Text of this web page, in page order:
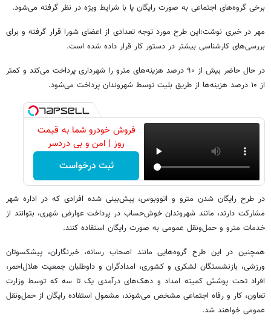
برخی گروه‌های اجتماعی به صورت رایگان یا با شرایط ویژه در نظر گرفته می‌شود.
مهر در خبری نوشت:این طرح مورد توجه تعدادی از اعضای شورا قرار گرفته و برای
بررسی‌های کارشناسی بیشتر در دستور کار قرار داده شده است.
در حال حاضر بیش از ۹۰ درصد هزینه‌های مترو را شهرداری پرداخت می‌کند و کمتر
از ۱۰ درصد هزینه‌ها از طریق بلیت توسط شهروندان پرداخت می‌شود.
فروش خودرو شما به قیمت
روز | امن و بی دردسر
ثبت درخواست
در طرح رایگان شدن مترو و اتووبوس، پیش‌بینی شده افرادی که در اداره شهر
مشارکت دارند، مانند شهروندان خوش‌حساب در پرداخت عوارض شهری، بتوانند از
خدمات مترو و حمل‌ونقل عمومی به صورت رایگان استفاده کنند.
همچنین در این طرح گروه‌هایی مانند اصحاب رسانه، خبرنگاران، پیشکسوتان
ورزشی، بازنشستگان لشکری و کشوری، امدادگران و داوطلبان جمعیت هلال‌احمر،
افراد تحت پوشش کمیته امداد و دهک‌های درآمدی یک تا سه که توسط وزارت
تعاون، کار و رفاه اجتماعی مشخص می‌شوند، مشمول استفاده رایگان از حمل‌ونقل
عمومی خواهند شد.